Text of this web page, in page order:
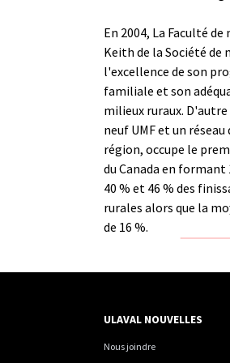
En 2004, La Faculté
Keith de la Société de
l'excellence de son
familiale et son
milieux ruraux.
neuf UMF et un
région, occupe le
du Canada en formant
40 % et 46 % des
rurales alors que la
de 16 %.
ULAVAL NOUVELLES
Nous joindre